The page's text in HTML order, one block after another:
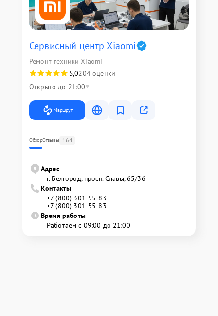
Сервисный центр Xiaomi
Ремонт техники Xiaomi
5,0204 оценки
Открыто до 21:00
Маршрут
ОбзорОтзывы 164
Адрес
г. Белгород, просп. Славы, 65/36
Контакты
+7 (800) 301-55-83
+7 (800) 301-55-83
Время работы
Работаем с 09:00 до 21:00